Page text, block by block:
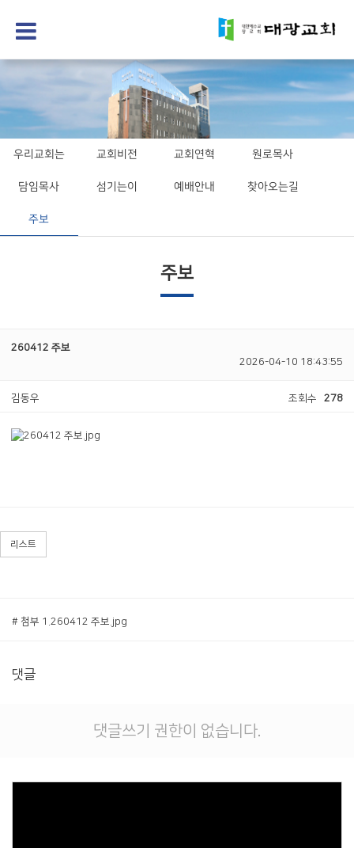
우리교회는 교회비전 교회연혁 원로목사
담임목사 섬기는이 예배안내 찾아오는길
주보
주보
260412 주보
2026-04-10 18:43:55
김동우 조회수 278
리스트
# 첨부 1.260412 주보.jpg
댓글
댓글쓰기 권한이 없습니다.